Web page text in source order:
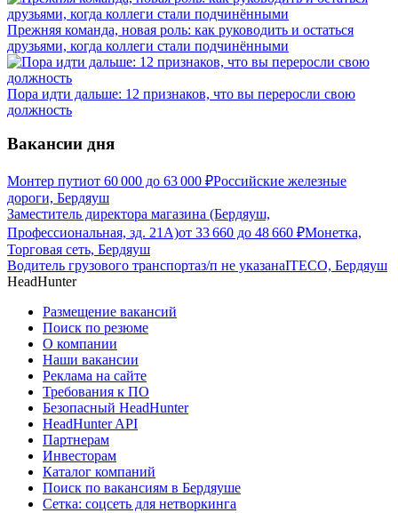
Прежняя команда, новая роль: как руководить и остаться
друзьями, когда коллеги стали подчинёнными
Пора идти дальше: 12 признаков, что вы переросли свою
должность
Вакансии дня
Монтер путиот 60 000 до 63 000 ₽Российские железные
дороги, Бердяуш
Заместитель директора магазина (Бердяуш,
Профессиональная, зд. 21А)от 33 660 до 48 660 ₽Монетка,
Торговая сеть, Бердяуш
Водитель грузового транспортаз/п не указанаITECO, Бердяуш
HeadHunter
Размещение вакансий
Поиск по резюме
О компании
Наши вакансии
Реклама на сайте
Требования к ПО
Безопасный HeadHunter
HeadHunter API
Партнерам
Инвесторам
Каталог компаний
Поиск по вакансиям в Бердяуше
Сетка: соцсеть для нетворкинга